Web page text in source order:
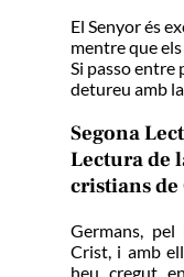
El Senyor és
mentre que
Si passo entre
detureu amb la
Segona
Lectura de
cristians de
Germans,
Crist, i amb
heu cregut